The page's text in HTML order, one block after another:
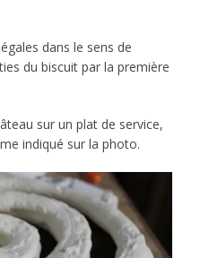
dans le sens de
du biscuit par la première
sur un plat de service,
indiqué sur la photo.